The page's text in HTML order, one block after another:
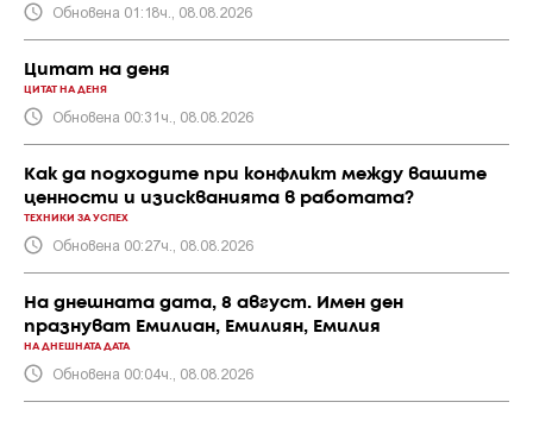
Обновена 01:18ч., 08.08.2026
Цитат на деня
ЦИТАТ НА ДЕНЯ
Обновена 00:31ч., 08.08.2026
Как да подходите при конфликт между вашите
ценности и изискванията в работата?
ТЕХНИКИ ЗА УСПЕХ
Обновена 00:27ч., 08.08.2026
На днешната дата, 8 август. Имен ден
празнуват Емилиан, Емилиян, Емилия
НА ДНЕШНАТА ДАТА
Обновена 00:04ч., 08.08.2026